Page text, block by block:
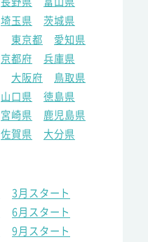
埼玉県
茨城県
東京都
愛知県
京都府
兵庫県
大阪府
鳥取県
山口県
徳島県
宮崎県
鹿児島県
佐賀県 大分県
3月スタート
6月スタート
9月スタート